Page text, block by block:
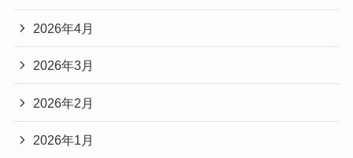
2026年4月
2026年3月
2026年2月
2026年1月